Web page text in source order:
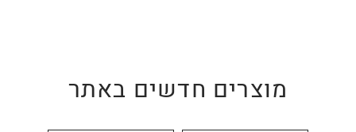
מוצרים חדשים באתר